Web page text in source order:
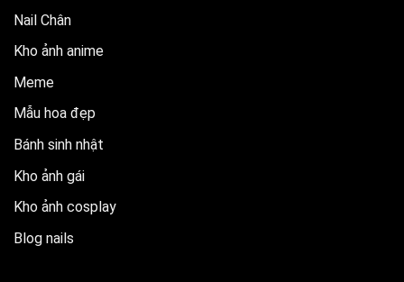
Nail Chân
Kho ảnh anime
Meme
Mẫu hoa đẹp
Bánh sinh nhật
Kho ảnh gái
Kho ảnh cosplay
Blog nails